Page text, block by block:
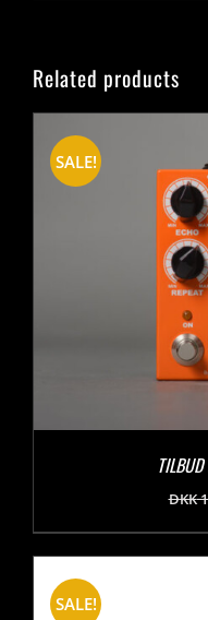
Related products
SALE!
DKK
SALE!